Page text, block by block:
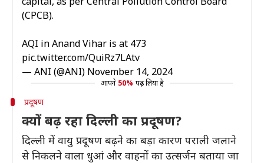
(CPCB).
AQI in Anand Vihar is at 473
pic.twitter.com/QuiRz7LAtv
— ANI (@ANI) November 14, 2024
आपने 50% पढ़ लिया है
प्रदूषण
क्यों बढ़ रहा दिल्ली का प्रदूषण?
दिल्ली में वायु प्रदूषण बढ़ने का बड़ा कारण पराली जलाने
से निकलने वाला धुआं और वाहनों का उत्सर्जन बताया जा